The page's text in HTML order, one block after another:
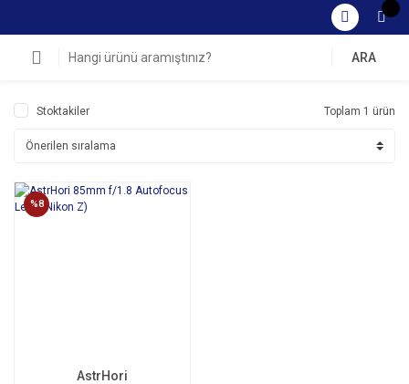
ARA
Stoktakiler Toplam 1 ürün
%8
AstrHori